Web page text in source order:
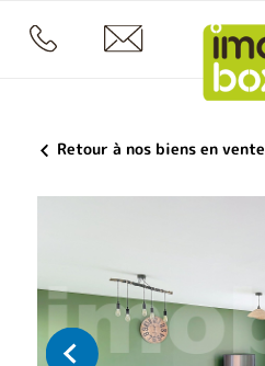
Retour à nos biens en vente